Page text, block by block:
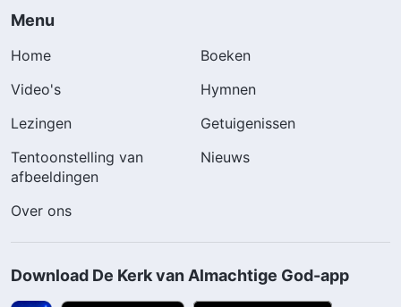
Menu
Home
Boeken
Video's
Hymnen
Lezingen
Getuigenissen
Tentoonstelling van
afbeeldingen
Nieuws
Over ons
Download De Kerk van Almachtige God-app